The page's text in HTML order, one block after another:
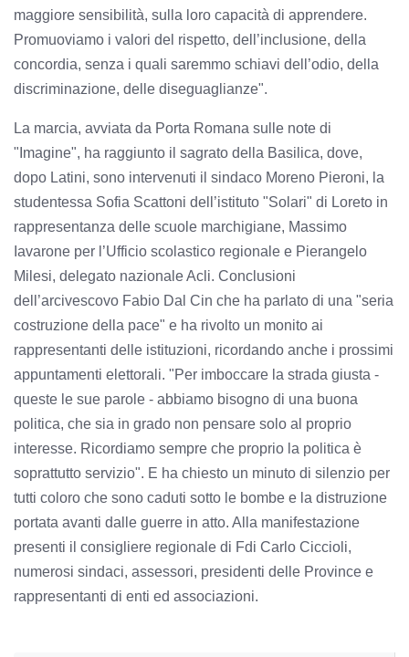
maggiore sensibilità, sulla loro capacità di apprendere.
Promuoviamo i valori del rispetto, dell’inclusione, della
concordia, senza i quali saremmo schiavi dell’odio, della
discriminazione, delle diseguaglianze".
La marcia, avviata da Porta Romana sulle note di
"Imagine", ha raggiunto il sagrato della Basilica, dove,
dopo Latini, sono intervenuti il sindaco Moreno Pieroni, la
studentessa Sofia Scattoni dell’istituto "Solari" di Loreto in
rappresentanza delle scuole marchigiane, Massimo
Iavarone per l’Ufficio scolastico regionale e Pierangelo
Milesi, delegato nazionale Acli. Conclusioni
dell’arcivescovo Fabio Dal Cin che ha parlato di una "seria
costruzione della pace" e ha rivolto un monito ai
rappresentanti delle istituzioni, ricordando anche i prossimi
appuntamenti elettorali. "Per imboccare la strada giusta -
queste le sue parole - abbiamo bisogno di una buona
politica, che sia in grado non pensare solo al proprio
interesse. Ricordiamo sempre che proprio la politica è
soprattutto servizio". E ha chiesto un minuto di silenzio per
tutti coloro che sono caduti sotto le bombe e la distruzione
portata avanti dalle guerre in atto. Alla manifestazione
presenti il consigliere regionale di Fdi Carlo Ciccioli,
numerosi sindaci, assessori, presidenti delle Province e
rappresentanti di enti ed associazioni.